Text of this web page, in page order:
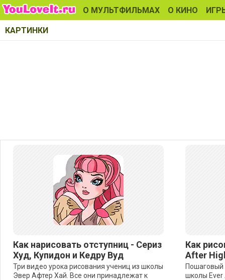
О МУЛЬТФИЛЬМАХ О КИНО
КАРТИНКИ
Как нарисовать отступниц - Сериз
Худ, Купидон и Кедру Вуд
Три видео урока рисования учениц из школы
Эвер Афтер Хай. Все они принадлежат к
Как
After
Пошаговый
школы Ever